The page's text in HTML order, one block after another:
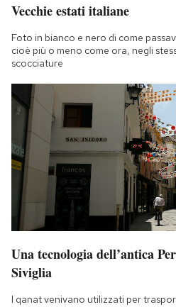
Vecchie estati italiane
Foto in bianco e nero di come
cioè più o meno come ora, negli
scocciature
Una tecnologia dell’antica
Siviglia
I qanat venivano utilizzati per